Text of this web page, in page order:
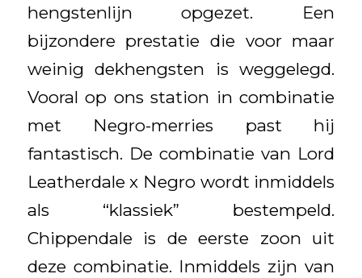
hengstenlijn opgezet. Een
bijzondere prestatie die voor maar
weinig dekhengsten is weggelegd.
Vooral op ons station in combinatie
met Negro-merries past hij
fantastisch. De combinatie van Lord
Leatherdale x Negro wordt inmiddels
als “klassiek” bestempeld.
Chippendale is de eerste zoon uit
deze combinatie. Inmiddels zijn van